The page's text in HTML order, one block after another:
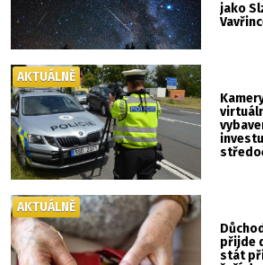
jako
AKTUÁLNĚ
přijde
stát
AKTUÁLNĚ